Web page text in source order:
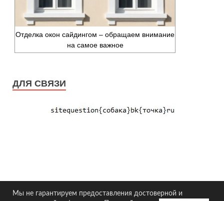
Отделка окон сайдингом – обращаем внимание
на самое важное
ДЛЯ СВЯЗИ
Мы не гарантируем предоставления достоверной и